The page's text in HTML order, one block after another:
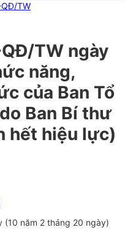
TW
TW ngày
năng,
của Ban Tổ
Ban Bí thư
hết hiệu lực)
(10 năm 2 tháng 20 ngày)